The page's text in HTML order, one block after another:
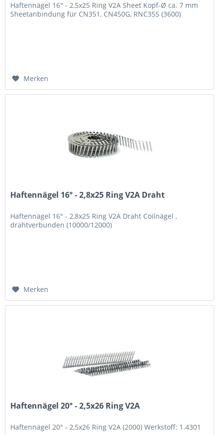
Haftennägel 16° - 2,5x25 Ring V2A Sheet Kopf-Ø ca. 7 mm
Sheetanbindung für CN351, CN450G, RNC35S (3600)
Merken
Haftennägel 16° - 2,8x25 Ring V2A Draht
Haftennägel 16° - 2,8x25 Ring V2A Draht Coilnägel ,
drahtverbunden (10000/12000)
Merken
Haftennägel 20° - 2,5x26 Ring V2A
Haftennägel 20° - 2,5x26 Ring V2A (2000) Werkstoff: 1.4301